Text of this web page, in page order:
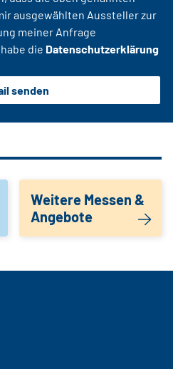
ausgewählten Aussteller zur
meiner Anfrage
die Datenschutzerklärung
senden
Weitere Messen &
Angebote